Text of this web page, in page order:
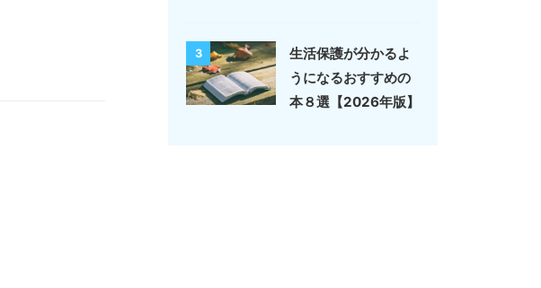
3
生活保護が分かるよ
うになるおすすめの
本８選【2026年版】